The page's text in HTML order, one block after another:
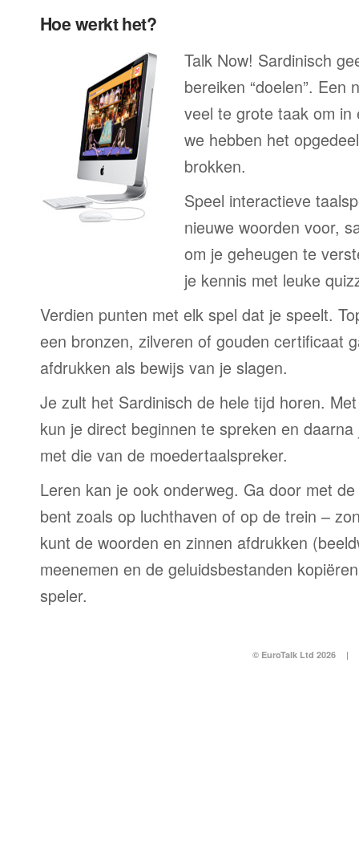
Hoe werkt het?
Talk Now! Sardinisch
bereiken “doelen”. Een
veel te grote taak om
we hebben het
brokken.
Speel interactieve
nieuwe woorden voor,
om je geheugen te
je kennis met leuke
Verdien punten met elk spel dat je speelt.
een bronzen, zilveren of gouden certificaat
afdrukken als bewijs van je slagen.
Je zult het Sardinisch de hele tijd horen.
kun je direct beginnen te spreken en
met die van de moedertaalspreker.
Leren kan je ook onderweg. Ga door met
bent zoals op luchthaven of op de trein –
kunt de woorden en zinnen afdrukken
meenemen en de geluidsbestanden
speler.
© EuroTalk Ltd 2026 |